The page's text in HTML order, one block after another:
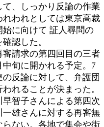
、しっかり反論の作業
われとしては東京高裁
に向けて 証人尋問の
認した。
請求の第四回目の三者
旬に開かれる予定。7
反論に対して、弁護団
れることが決まった。
智子さんによる第四次
雄さんに対する再審無
ない。各地で集会や街